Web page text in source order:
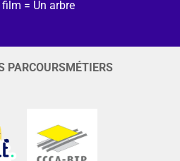
film = Un arbre
PARCOURSMÉTIERS